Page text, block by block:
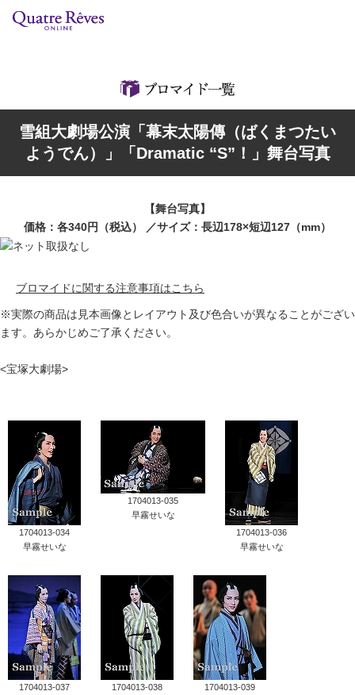
雪組大劇場公演「幕末太陽傳（ばくまつたい
ようでん）」「Dramatic “S”！」舞台写真
【舞台写真】
価格：各340円（税込） ／サイズ：長辺178×短辺127（mm）
ブロマイドに関する注意事項はこちら
※実際の商品は見本画像とレイアウト及び色合いが異なることがござい
ます。あらかじめご了承ください。
<宝塚大劇場>
1704013-034
早霧せいな
1704013-035
早霧せいな
1704013-036
早霧せいな
1704013-037
1704013-038
1704013-039
組コレクション
ブック
カスタマイズCD
キャトルレーヴ オンライン
タカラヅカ・スカイ・ステージ
配信deタカラヅカ
宝塚クリエイティブアーツ オフィシャルサイト
宝塚クリエイティブアーツ 企業情報
宝塚クリエイティブアーツ 採用情報
宝塚歌劇公式ホームページ